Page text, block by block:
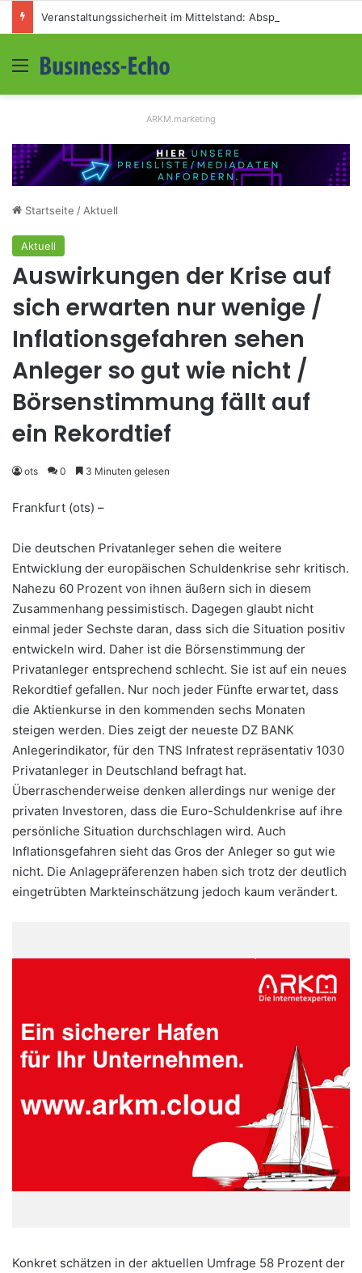
Menü
ARKM.marketing
Startseite / Aktuell
Aktuell
Auswirkungen der Krise auf
sich erwarten nur wenige /
Inflationsgefahren sehen
Anleger so gut wie nicht /
Börsenstimmung fällt auf
ein Rekordtief
ots 0 3 Minuten gelesen
Frankfurt (ots) –
Die deutschen Privatanleger sehen die weitere
Entwicklung der europäischen Schuldenkrise sehr kritisch.
Nahezu 60 Prozent von ihnen äußern sich in diesem
Zusammenhang pessimistisch. Dagegen glaubt nicht
einmal jeder Sechste daran, dass sich die Situation positiv
entwickeln wird. Daher ist die Börsenstimmung der
Privatanleger entsprechend schlecht. Sie ist auf ein neues
Rekordtief gefallen. Nur noch jeder Fünfte erwartet, dass
die Aktienkurse in den kommenden sechs Monaten
steigen werden. Dies zeigt der neueste DZ BANK
Anlegerindikator, für den TNS Infratest repräsentativ 1030
Privatanleger in Deutschland befragt hat.
Überraschenderweise denken allerdings nur wenige der
privaten Investoren, dass die Euro-Schuldenkrise auf ihre
persönliche Situation durchschlagen wird. Auch
Inflationsgefahren sieht das Gros der Anleger so gut wie
nicht. Die Anlagepräferenzen haben sich trotz der deutlich
eingetrübten Markteinschätzung jedoch kaum verändert.
Konkret schätzen in der aktuellen Umfrage 58 Prozent der